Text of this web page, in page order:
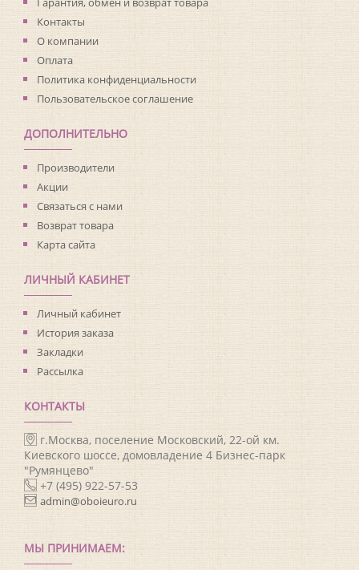
Материал основы:
Флизелин
Раппорт:<>
Контакты
О компании
Оплата
Политика конфиденциальности
Пользовательское соглашение
ДОПОЛНИТЕЛЬНО
Производители
Акции
Связаться с нами
Возврат товара
Карта сайта
ЛИЧНЫЙ КАБИНЕТ
Личный кабинет
История заказа
Закладки
Рассылка
КОНТАКТЫ
г.Москва, поселение Московский, 22-ой км.
Киевского шоссе, домовладение 4 Бизнес-парк
"Румянцево"
+7 (495) 922-57-53
admin@oboieuro.ru
МЫ ПРИНИМАЕМ: